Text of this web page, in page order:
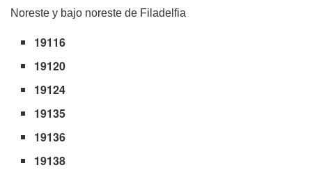
Noreste y bajo noreste de Filadelfia
19116
19120
19124
19135
19136
19138